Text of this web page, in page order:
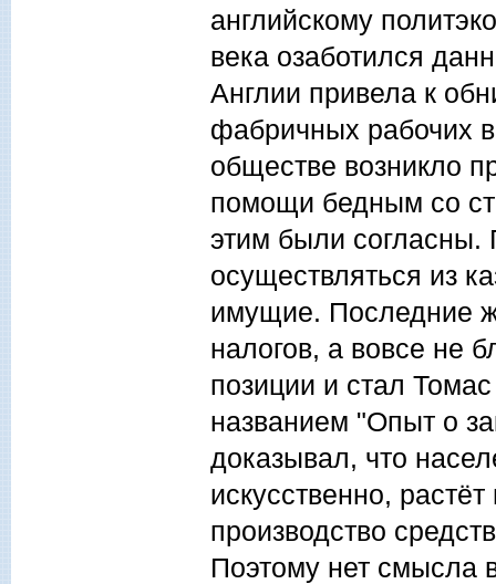
английскому
века озаботился
Англии привела к
фабричных рабочих в
обществе возникло
помощи бедным со
этим были
осуществляться из
имущие. Последние
налогов, а вовсе не
позиции и стал
названием "Опыт о
доказывал, что
искусственно,
производство
Поэтому нет смысла